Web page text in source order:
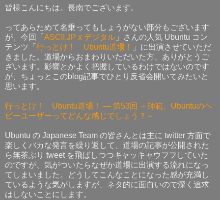
皆様こんにちは。長南でございます。
ってあらためて名乗ってもしょうがない部分もございます
が、今回「 ASCII.JP x デジタル 」さんの人気 Ubuntu コン
テンツ「 行っとけ！ Ubuntu道場！
」に出演させていただ
きました。道場からおまわりいただいた方、ありがとうご
ざいます。影響とかよく把握しているわけではないのです
が、ちょっとこのblog記事でひとり反省会開いてみたいと
思います。
行っとけ！ Ubuntu道場！ ― 第53回 ～師範、Ubuntuのヘ
ビーユーザーってどんな感じでしょう？～
Ubuntu の Japanese Team の皆さんとは主に twitter 方面で
楽しくバカな発言を繰り返して、道場の記事が公開された
ら無茶ぶり tweet を飛ばしつつキャッキャウフフしていた
のですが、気がついたらなぜか道場に出演する流れになっ
てしまいました。どうしてこんなことになった感が充満し
ているような気がしますが、ネタ的に面白いので深く追求
はしないことにします。